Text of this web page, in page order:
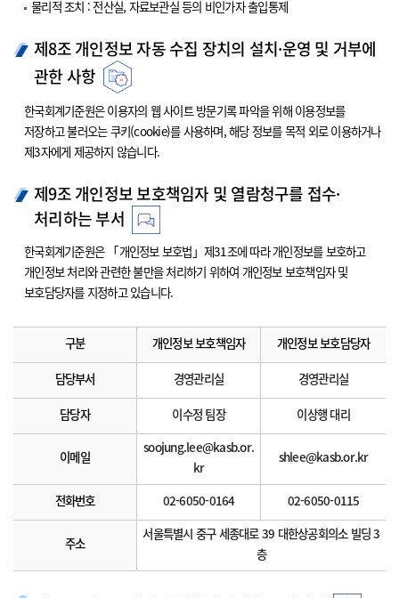
물리적 조치 : 전산실, 자료보관실 등의 비인가자 출입통제
제8조 개인정보 자동 수집 장치의 설치·운영 및 거부에
관한 사항
한국회계기준원은 이용자의 웹 사이트 방문기록 파악을 위해 이용정보를
저장하고 불러오는 쿠키(cookie)를 사용하며, 해당 정보를 목적 외로 이용하거나
제3자에게 제공하지 않습니다.
제9조 개인정보 보호책임자 및 열람청구를 접수·
처리하는 부서
한국회계기준원은 「개인정보 보호법」제31조에 따라 개인정보를 보호하고
개인정보 처리와 관련한 불만을 처리하기 위하여 개인정보 보호책임자 및
보호담당자를 지정하고 있습니다.
구분 개인정보 보호책임자 개인정보 보호담당자
담당부서 경영관리실 경영관리실
담당자 이수정 팀장 이상행 대리
이메일
soojung.lee@kasb.or.
kr
shlee@kasb.or.kr
전화번호 02-6050-0164 02-6050-0115
주소
서울특별시 중구 세종대로 39 대한상공회의소 빌딩 3
층